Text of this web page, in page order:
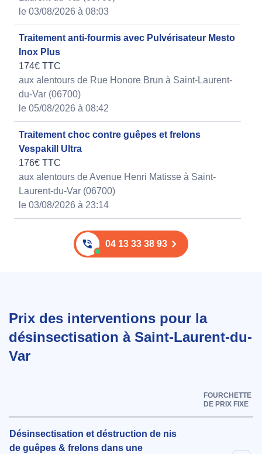
le 03/08/2026 à 08:03
Traitement anti-fourmis avec Pulvérisateur Mesto
Inox Plus
174€ TTC
aux alentours de Rue Honore Brun à Saint-Laurent-
du-Var (06700)
le 05/08/2026 à 08:42
Traitement choc contre guêpes et frelons
Vespakill Ultra
176€ TTC
aux alentours de Avenue Henri Matisse à Saint-
Laurent-du-Var (06700)
le 03/08/2026 à 23:14
04 13 33 38 93
Prix des interventions pour la
désinsectisation à Saint-Laurent-du-
Var
FOURCHETTE
DE PRIX FIXE
Désinsectisation et déstruction de nis
de guêpes & frelons dans une